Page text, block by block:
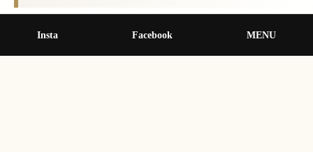
Insta Facebook MENU